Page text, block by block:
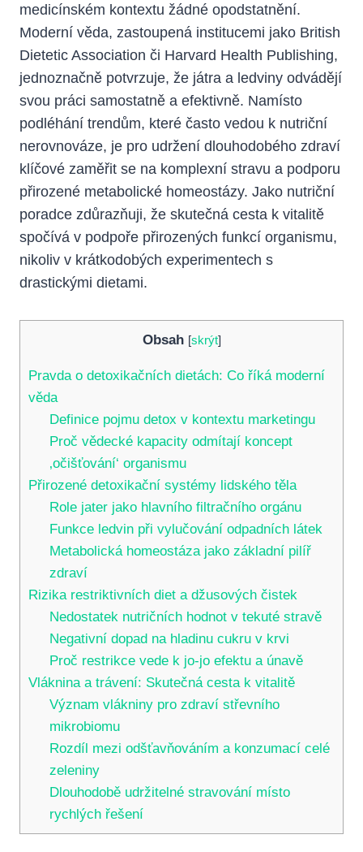
medicínském kontextu žádné opodstatnění.
Moderní věda, zastoupená institucemi jako British
Dietetic Association či Harvard Health Publishing,
jednoznačně potvrzuje, že játra a ledviny odvádějí
svou práci samostatně a efektivně. Namísto
podléhání trendům, které často vedou k nutriční
nerovnováze, je pro udržení dlouhodobého zdraví
klíčové zaměřit se na komplexní stravu a podporu
přirozené metabolické homeostázy. Jako nutriční
poradce zdůrazňuji, že skutečná cesta k vitalitě
spočívá v podpoře přirozených funkcí organismu,
nikoliv v krátkodobých experimentech s
drastickými dietami.
Obsah [skrýt]
Pravda o detoxikačních dietách: Co říká moderní
věda
Definice pojmu detox v kontextu marketingu
Proč vědecké kapacity odmítají koncept
‚očišťování‘ organismu
Přirozené detoxikační systémy lidského těla
Role jater jako hlavního filtračního orgánu
Funkce ledvin při vylučování odpadních látek
Metabolická homeostáza jako základní pilíř
zdraví
Rizika restriktivních diet a džusových čistek
Nedostatek nutričních hodnot v tekuté stravě
Negativní dopad na hladinu cukru v krvi
Proč restrikce vede k jo-jo efektu a únavě
Vláknina a trávení: Skutečná cesta k vitalitě
Význam vlákniny pro zdraví střevního
mikrobiomu
Rozdíl mezi odšťavňováním a konzumací celé
zeleniny
Dlouhodobě udržitelné stravování místo
rychlých řešení